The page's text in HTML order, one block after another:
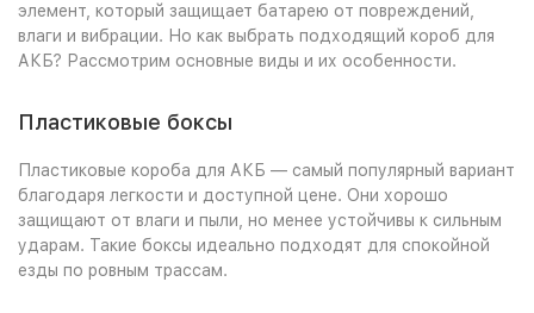
элемент, который защищает батарею от повреждений,
влаги и вибрации. Но как выбрать подходящий короб для
АКБ? Рассмотрим основные виды и их особенности.
Пластиковые боксы
Пластиковые короба для АКБ — самый популярный вариант
благодаря легкости и доступной цене. Они хорошо
защищают от влаги и пыли, но менее устойчивы к сильным
ударам. Такие боксы идеально подходят для спокойной
езды по ровным трассам.